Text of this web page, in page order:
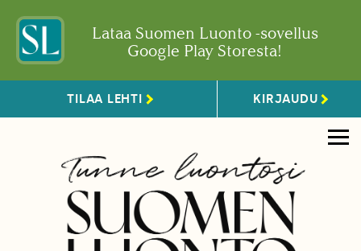
Lataa Suomen Luonto -sovellus
Google Play Storesta!
TILAA LEHTI KIRJAUDU